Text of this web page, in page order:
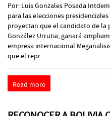
Por: Luis Gonzales Posada
para las elecciones
proyectan que el candidato de
González Urrutia, ganará
empresa internacional
que el repr...
Read more